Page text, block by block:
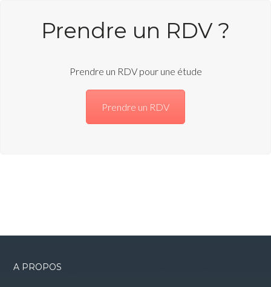
Prendre un RDV ?
Prendre un RDV pour une étude
Prendre un RDV
A PROPOS